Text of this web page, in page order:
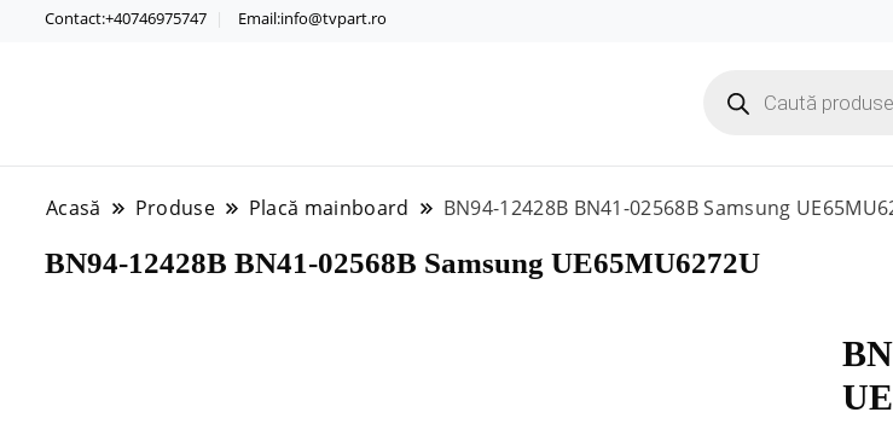
Contact:+40746975747 Email:info@tvpart.ro
search
Acasă Produse Placă mainboard BN94-12428B BN41-02568B Samsung
BN94-12428B BN41-02568B Samsung UE65MU6272U